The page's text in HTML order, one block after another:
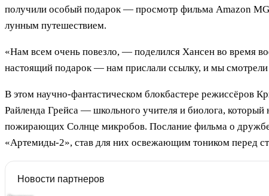
получили особый подарок — просмотр фильма Amazon
лунным путешествием.
«Нам всем очень повезло, — поделился Хансен во время
настоящий подарок — нам прислали ссылку, и мы
В этом научно-фантастическом блокбастере режиссёров
Райленда Грейса — школьного учителя и биолога, который
пожирающих Солнце микробов. Послание фильма о
«Артемиды-2», став для них освежающим тоником перед
Новости партнеров